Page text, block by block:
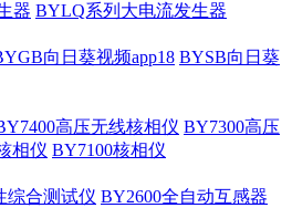
器 BYLQ系列大电流发生器
向日葵视频app18 BYSB向日葵
高压无线核相仪 BY7300高压
相仪 BY7100核相仪
综合测试仪 BY2600全自动互感器